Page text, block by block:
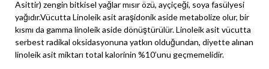
Asittir) zengin bitkisel yağlar mısır özü, ayçiçeği, soya fasülyesi
yağıdır.Vücutta Linoleik asit araşidonik aside metabolize olur, bir
kısmı da gamma linoleik aside dönüştürülür. Linoleik asit vücutta
serbest radikal oksidasyonuna yatkın olduğundan, diyette alınan
linoleik asit miktarı total kalorinin %10’unu geçmemelidir.